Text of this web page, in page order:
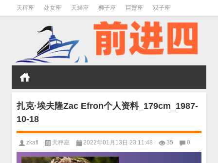
天秤座 处女座 天蝎座 狮子座 巨蟹座 双子座
扎克·埃夫隆Zac Efron个人资料_179cm_1987-
10-18
zkafl 天秤座 2022年01月13日 23:11:48 35 0